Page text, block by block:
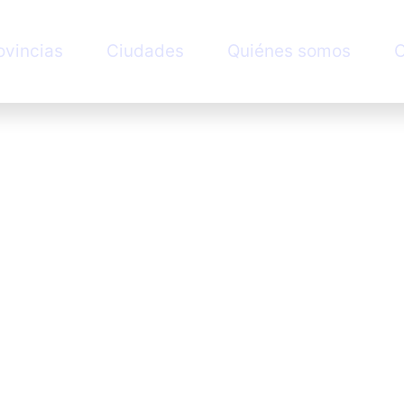
Ciudades Quiénes somos